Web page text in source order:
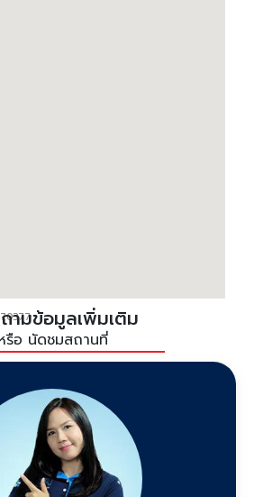
ามข้อมูลเพิ่มเติม
รือ นัดชมสถานที่